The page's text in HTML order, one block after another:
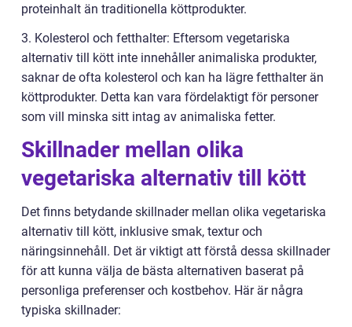
proteinhalt än traditionella köttprodukter.
3. Kolesterol och fetthalter: Eftersom vegetariska
alternativ till kött inte innehåller animaliska produkter,
saknar de ofta kolesterol och kan ha lägre fetthalter än
köttprodukter. Detta kan vara fördelaktigt för personer
som vill minska sitt intag av animaliska fetter.
Skillnader mellan olika
vegetariska alternativ till kött
Det finns betydande skillnader mellan olika vegetariska
alternativ till kött, inklusive smak, textur och
näringsinnehåll. Det är viktigt att förstå dessa skillnader
för att kunna välja de bästa alternativen baserat på
personliga preferenser och kostbehov. Här är några
typiska skillnader: